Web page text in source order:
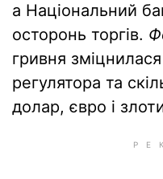
а Національний
осторонь торгів.
гривня
регулятора та
долар, євро і